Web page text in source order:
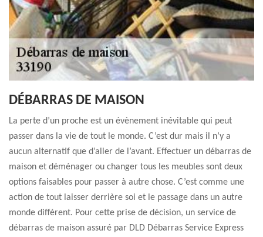
DÉBARRAS DE MAISON
La perte d’un proche est un évènement inévitable qui peut
passer dans la vie de tout le monde. C’est dur mais il n’y a
aucun alternatif que d’aller de l’avant. Effectuer un débarras de
maison et déménager ou changer tous les meubles sont deux
options faisables pour passer à autre chose. C’est comme une
action de tout laisser derrière soi et le passage dans un autre
monde différent. Pour cette prise de décision, un service de
débarras de maison assuré par DLD Débarras Service Express